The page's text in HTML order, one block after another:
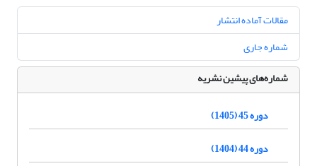
مقالات آماده انتشار
شماره جاری
شماره‌های پیشین نشریه
دوره 45 (1405)
دوره 44 (1404)